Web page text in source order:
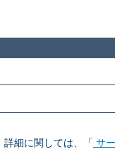
細に関しては、「 サ